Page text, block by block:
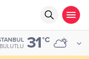
31°C